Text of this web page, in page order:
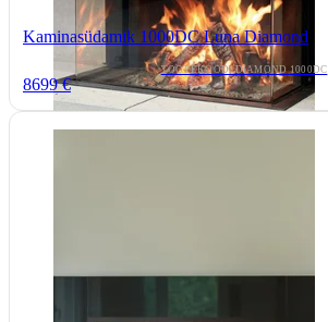
Kaminasüdamik 1000DC Luna Diamond
TOOTEKOOD: DIAMOND 1000DC
8699 €